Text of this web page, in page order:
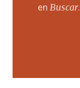
en Buscar.